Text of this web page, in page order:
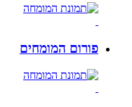
פורום המומחים